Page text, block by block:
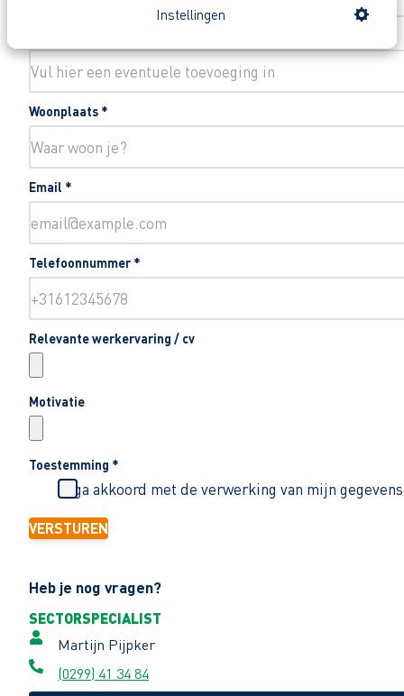
Instellingen
Woonplaats *
Email *
Telefoonnummer *
Relevante werkervaring / cv
Motivatie
Toestemming *
Ik ga akkoord met de verwerking van mijn
VERSTUREN
Heb je nog vragen?
SECTORSPECIALIST
Martijn Pijpker
(0299) 41 34 84